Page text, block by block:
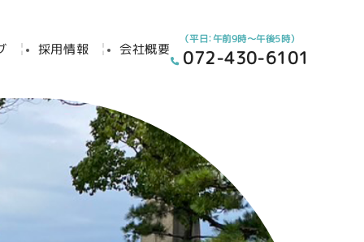
採用情報 会社概要
（平日：午前9時～午後5時）
072-430-6101